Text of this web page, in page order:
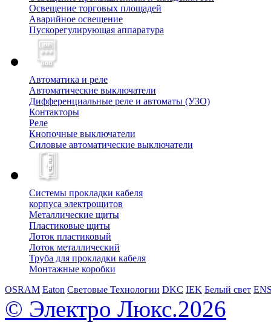
Освещение торговых площадей
Аварийное освещение
Пускорегулирующая аппаратура
Автоматика и реле
Автоматические выключатели
Дифференциальные реле и автоматы (УЗО)
Контакторы
Реле
Кнопочные выключатели
Силовые автоматические выключатели
Системы прокладки кабеля
корпуса электрощитов
Металлические щиты
Пластиковые щиты
Лоток пластиковый
Лоток металлический
Труба для прокладки кабеля
Монтажные коробки
OSRAM Eaton Световые Технологии DKC IEK Белый свет
© Электро Люкс.2026